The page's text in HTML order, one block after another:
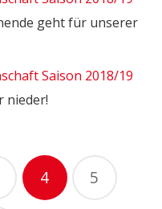
geht für unserer
nieder!
4 5